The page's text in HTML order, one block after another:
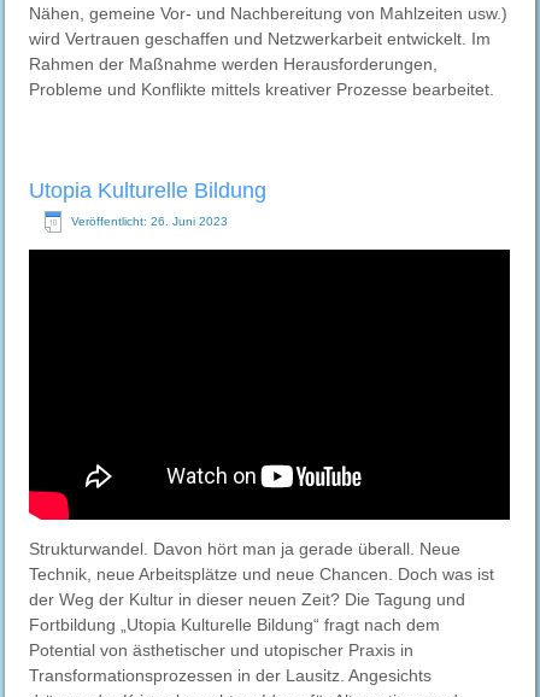
Nähen, gemeine Vor- und Nachbereitung von Mahlzeiten usw.)
wird Vertrauen geschaffen und Netzwerkarbeit entwickelt. Im
Rahmen der Maßnahme werden Herausforderungen,
Probleme und Konflikte mittels kreativer Prozesse bearbeitet.
Utopia Kulturelle Bildung
Veröffentlicht: 26. Juni 2023
Strukturwandel. Davon hört man ja gerade überall. Neue
Technik, neue Arbeitsplätze und neue Chancen. Doch was ist
der Weg der Kultur in dieser neuen Zeit? Die Tagung und
Fortbildung „Utopia Kulturelle Bildung“ fragt nach dem
Potential von ästhetischer und utopischer Praxis in
Transformationsprozessen in der Lausitz. Angesichts